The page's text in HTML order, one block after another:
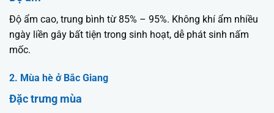
Độ ẩm cao, trung bình từ 85% – 95%. Không khí ẩm nhiều
ngày liền gây bất tiện trong sinh hoạt, dễ phát sinh nấm
mốc.
2. Mùa hè ở Bắc Giang
Đặc trưng mùa